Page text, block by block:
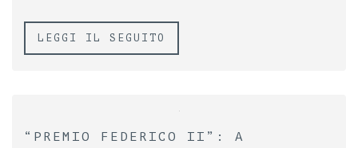
LEGGI IL SEGUITO
“PREMIO FEDERICO II”: A